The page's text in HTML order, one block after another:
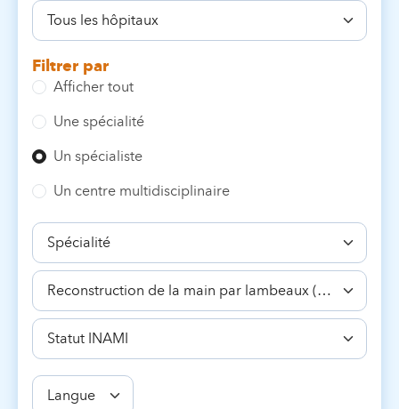
Filtrer par
Afficher tout
Une spécialité
Un spécialiste
Un centre multidisciplinaire
Spécialité
Compétence
Statut
INAMI
Langue